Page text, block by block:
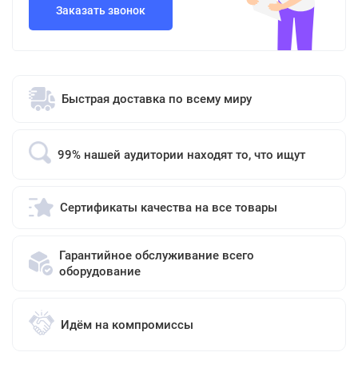
Заказать звонок
Быстрая доставка по всему миру
99% нашей аудитории находят то, что ищут
Сертификаты качества на все товары
Гарантийное обслуживание всего
оборудование
Идём на компромиссы